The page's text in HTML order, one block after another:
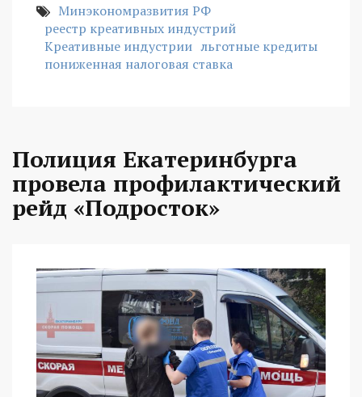
Минэкономразвития РФ
реестр креативных индустрий
Креативные индустрии льготные кредиты
пониженная налоговая ставка
Полиция Екатеринбурга
провела профилактический
рейд «Подросток»